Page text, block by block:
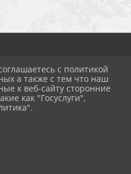
данных
с политикой
а также с тем что наш
к веб-сайту сторонние
как "Госуслуги",